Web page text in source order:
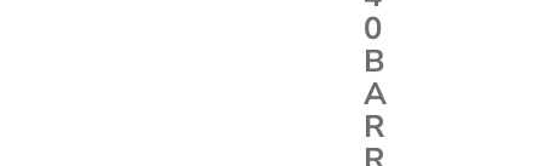
0
B
A
R